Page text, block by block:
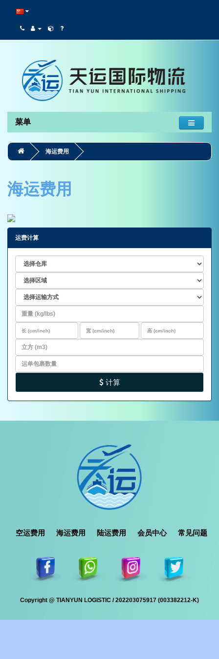
菜单
海运费用
海运费用
运费计算
计算
空运费用 海运费用 陆运费用 会员中心 常见问题
Copyright @ TIANYUN LOGISTIC / 202203075917 (003382212-K)